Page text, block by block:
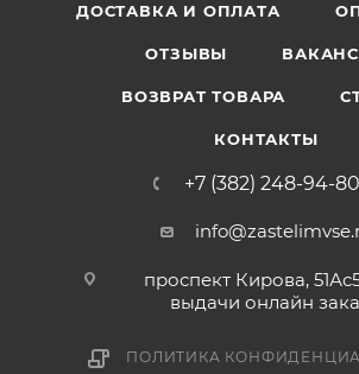
ДОСТАВКА И ОПЛАТА
ОТЗЫВЫ
ВОЗВРАТ ТОВАРА
КОНТАКТЫ
+7 (382) 248-94-80
проспект Кирова,
выдачи онлайн
ПОЛИТИКА